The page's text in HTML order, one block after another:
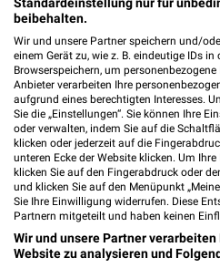
Jetzt alle "Urlaub & Reisen"
beibehalten.
Wir und unsere Partner speichern und/
einem Gerät zu, wie z. B. eindeutige IDs in
Browserspeichern, um
Anbieter verarbeiten Ihre
aufgrund eines berechtigten Interesses.
Sie die „Einstellungen“. Sie können Ihre
oder verwalten, indem Sie auf die
klicken oder jederzeit auf die
unteren Ecke der Website klicken. Um
klicken Sie auf den Fingerabdruck oder
und klicken Sie auf den Menüpunkt
Sie Ihre Einwilligung widerrufen. Diese
Partnern mitgeteilt und haben keinen
Wir und unsere Partner
Website zu analysieren und